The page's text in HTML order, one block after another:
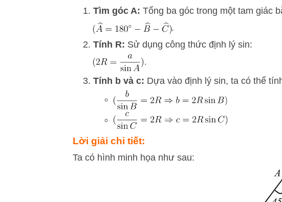
Tìm góc A: Tổng ba góc trong một tam giác
.
Tính R: Sử dụng công thức định lý sin:
Tính b và c: Dựa vào định lý sin, ta có thể
Lời giải chi tiết:
Ta có hình minh họa như sau: